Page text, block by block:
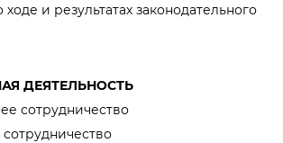
и результатах законодательного
ДЕЯТЕЛЬНОСТЬ
сотрудничество